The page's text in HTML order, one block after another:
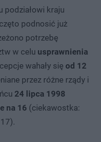
podziałowi kraju
podnosić już
potrzebę
w celu usprawnienia
wahały się od 12
przez różne rządy i
24 lipca 1998
na 16 (ciekawostka: